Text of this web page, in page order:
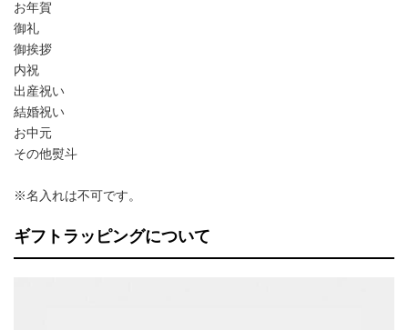
お年賀
御礼
御挨拶
内祝
出産祝い
結婚祝い
お中元
その他熨斗
※名入れは不可です。
ギフトラッピングについて